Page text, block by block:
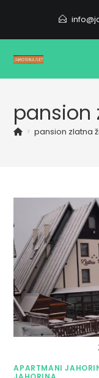
content
pansion
> pansion zlatna
APARTMANI